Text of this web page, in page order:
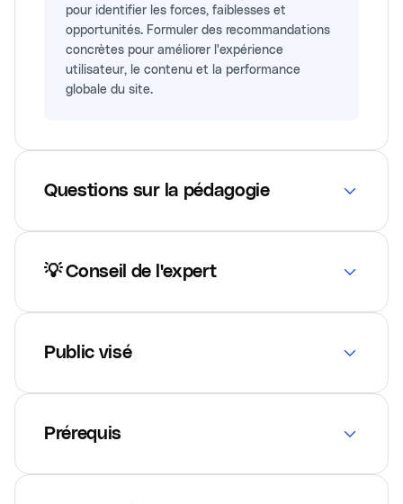
pour identifier les forces, faiblesses et
opportunités. Formuler des recommandations
concrètes pour améliorer l'expérience
utilisateur, le contenu et la performance
globale du site.
Questions sur la pédagogie
💡 Conseil de l'expert
Public visé
Prérequis